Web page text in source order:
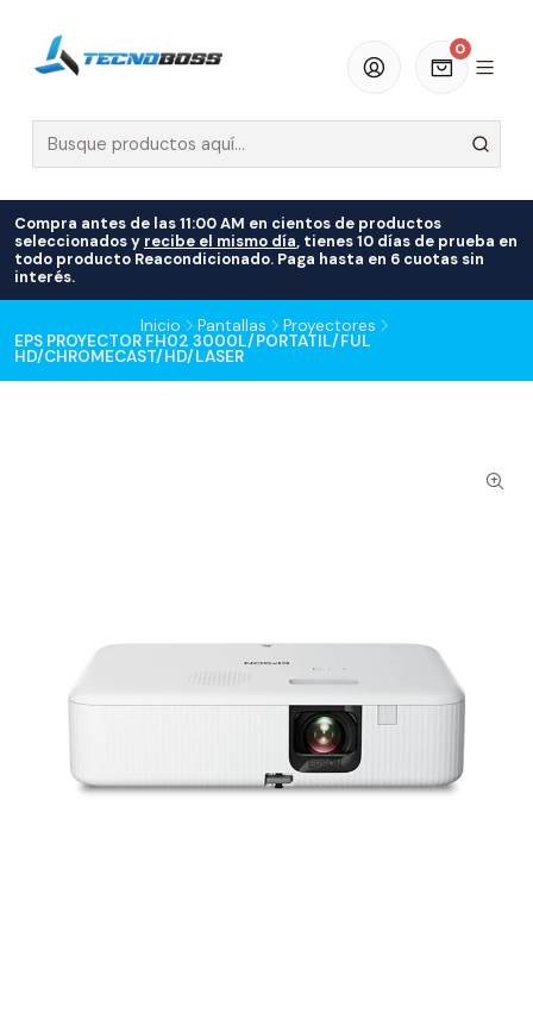
0
Compra antes de las 11:00 AM en cientos de productos
seleccionados y recibe el mismo día, tienes 10 días de prueba en
todo producto Reacondicionado. Paga hasta en 6 cuotas sin
interés.
Inicio Pantallas Proyectores
EPS PROYECTOR FH02 3000L/PORTATIL/FUL
HD/CHROMECAST/HD/LASER